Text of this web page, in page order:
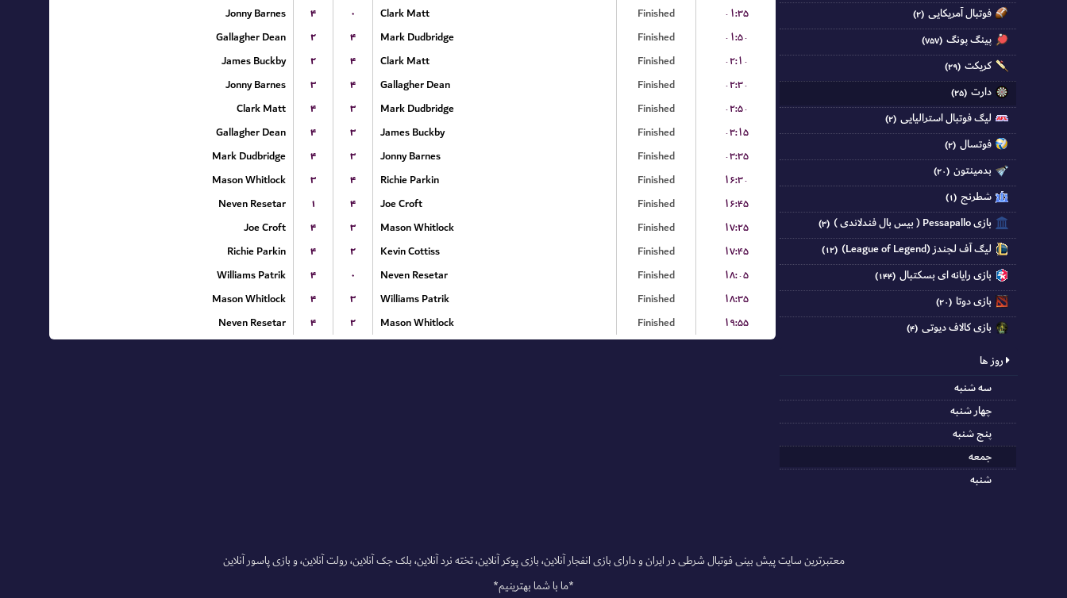
فوتبال آمریکایی (۲)
پینگ پونگ (۷۵۷)
کریکت (۲۹)
دارت (۲۵)
لیگ فوتبال استرالیایی (۲)
فوتسال (۲)
بدمینتون (۲۰)
شطرنج (۱)
بازی Pessapallo ( بیس بال فندلاندی ) (۳)
لیگ آف لجندز (League of Legend) (۱۲)
بازی رایانه ای بسکتبال (۱۴۴)
بازی دوتا (۲۰)
بازی کالاف دیوتی (۴)
روز ها
سه شنبه
چهار شنبه
پنج شنبه
جمعه
شنبه
Jonny Barnes
۴ ۰ Clark Matt Finished
۰۱:۳۵
Gallagher Dean
۲ ۴ Mark Dudbridge Finished
۰۱:۵۰
James Buckby
۲ ۴ Clark Matt Finished
۰۲:۱۰
Jonny Barnes
۳ ۴ Gallagher Dean Finished
۰۲:۳۰
Clark Matt
۴ ۳ Mark Dudbridge Finished
۰۲:۵۰
Gallagher Dean
۴ ۳ James Buckby Finished
۰۳:۱۵
Mark Dudbridge
۴ ۳ Jonny Barnes Finished
۰۳:۳۵
Mason Whitlock
۳ ۴ Richie Parkin Finished
۱۶:۳۰
Neven Resetar
۱ ۴ Joe Croft Finished
۱۶:۴۵
Joe Croft
۴ ۳ Mason Whitlock Finished
۱۷:۲۵
Richie Parkin
۴ ۲ Kevin Cottiss Finished
۱۷:۴۵
Williams Patrik
۴ ۰ Neven Resetar Finished
۱۸:۰۵
Mason Whitlock
۴ ۳ Williams Patrik Finished
۱۸:۳۵
Neven Resetar
۴ ۲ Mason Whitlock Finished ۱۹:۵۵
معتبر‌ترین سایت پیش بینی‌ فوتبال شرطی در ایران و دارای بازی انفجار آنلاین، بازی پوکر آنلاین، تخته نرد آنلاین، بلک جک آنلاین، رولت آنلاین، و بازی پاسور آنلاین
*ما با شما بهترینیم*